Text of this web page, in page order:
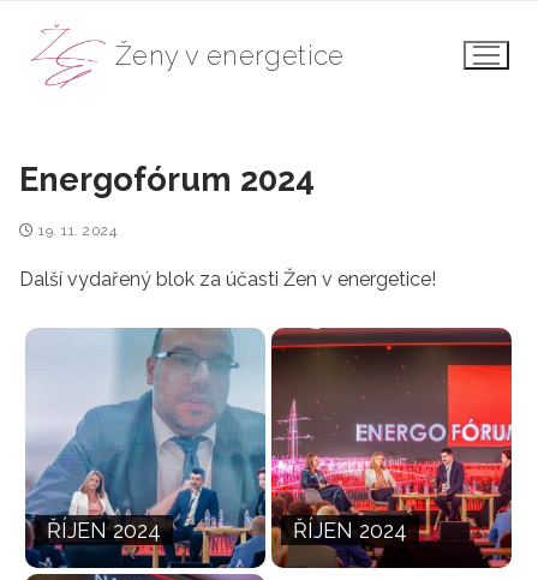
obsah
Ženy v energetice
Energofórum 2024
19. 11. 2024
Další vydařený blok za účasti Žen v energetice!
ŘÍJEN 2024 ŘÍJEN 2024